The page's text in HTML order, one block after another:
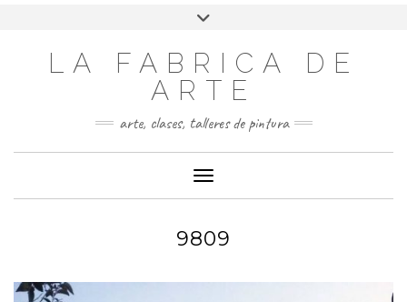
LA FABRICA DE
ARTE
arte, clases, talleres de pintura
Cambiar modo de navegación
9809